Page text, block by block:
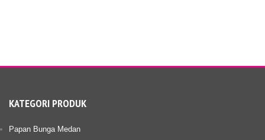
KATEGORI PRODUK
Papan Bunga Medan